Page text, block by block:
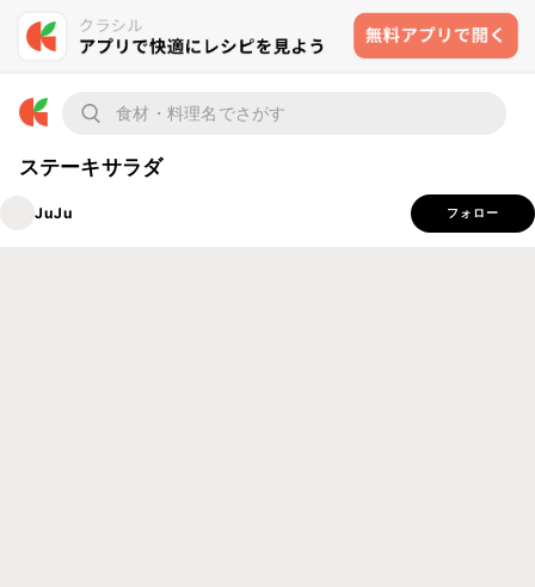
ステーキサラダ
JuJu フォロー